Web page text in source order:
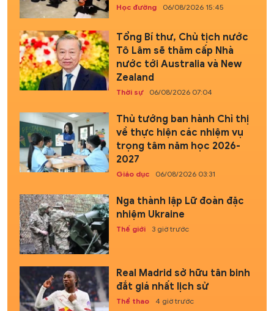
Học đường 06/08/2026 15:45
Tổng Bí thư, Chủ tịch nước
Tô Lâm sẽ thăm cấp Nhà
nước tới Australia và New
Zealand
Thời sự 06/08/2026 07:04
Thủ tướng ban hành Chỉ thị
về thực hiện các nhiệm vụ
trọng tâm năm học 2026-
2027
Giáo dục 06/08/2026 03:31
Nga thành lập Lữ đoàn đặc
nhiệm Ukraine
Thế giới 3 giờ trước
Real Madrid sở hữu tân binh
đắt giá nhất lịch sử
Thể thao 4 giờ trước